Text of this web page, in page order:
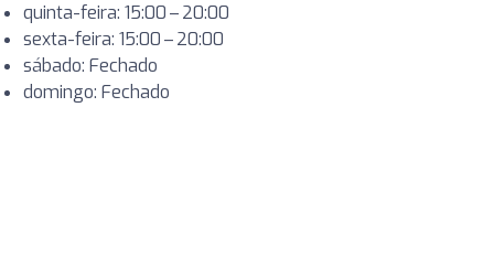
quinta-feira: 15:00 – 20:00
sexta-feira: 15:00 – 20:00
sábado: Fechado
domingo: Fechado